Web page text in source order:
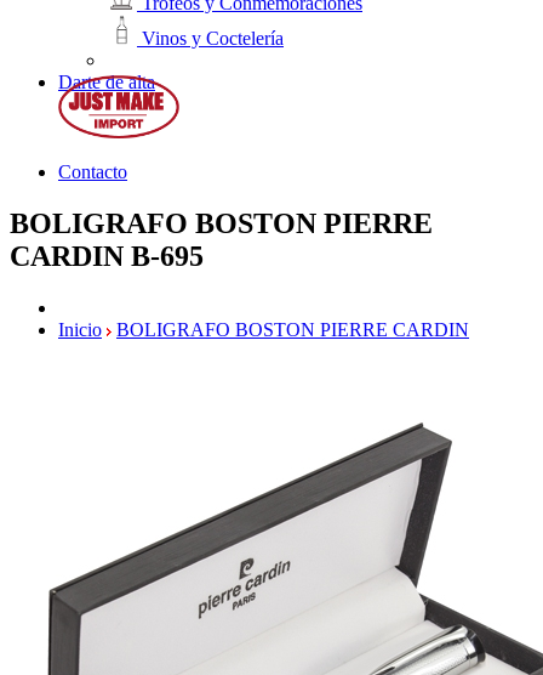
Vinos y Coctelería
Darte de alta
Contacto
BOLIGRAFO BOSTON PIERRE
CARDIN B-695
Inicio BOLIGRAFO BOSTON PIERRE CARDIN